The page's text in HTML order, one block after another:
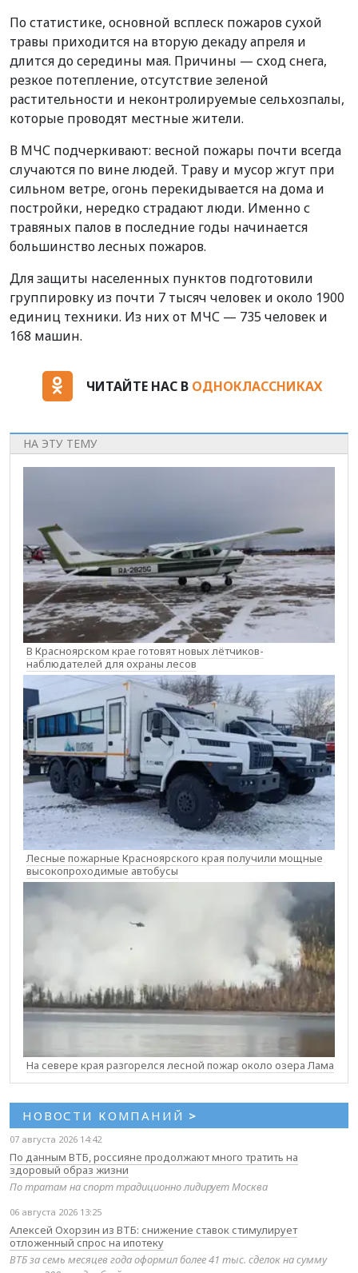
По статистике, основной всплеск пожаров сухой
травы приходится на вторую декаду апреля и
длится до середины мая. Причины — сход снега,
резкое потепление, отсутствие зеленой
растительности и неконтролируемые сельхозпалы,
которые проводят местные жители.
В МЧС подчеркивают: весной пожары почти всегда
случаются по вине людей. Траву и мусор жгут при
сильном ветре, огонь перекидывается на дома и
постройки, нередко страдают люди. Именно с
травяных палов в последние годы начинается
большинство лесных пожаров.
Для защиты населенных пунктов подготовили
группировку из почти 7 тысяч человек и около 1900
единиц техники. Из них от МЧС — 735 человек и
168 машин.
ЧИТАЙТЕ НАС В ОДНОКЛАССНИКАХ
НА ЭТУ ТЕМУ
В Красноярском крае готовят новых лётчиков-
наблюдателей для охраны лесов
Лесные пожарные Красноярского края получили мощные
высокопроходимые автобусы
На севере края разгорелся лесной пожар около озера Лама
НОВОСТИ КОМПАНИЙ >
07 августа 2026 14:42
По данным ВТБ, россияне продолжают много тратить на
здоровый образ жизни
По тратам на спорт традиционно лидирует Москва
06 августа 2026 13:25
Алексей Охорзин из ВТБ: снижение ставок стимулирует
отложенный спрос на ипотеку
ВТБ за семь месяцев года оформил более 41 тыс. сделок на сумму